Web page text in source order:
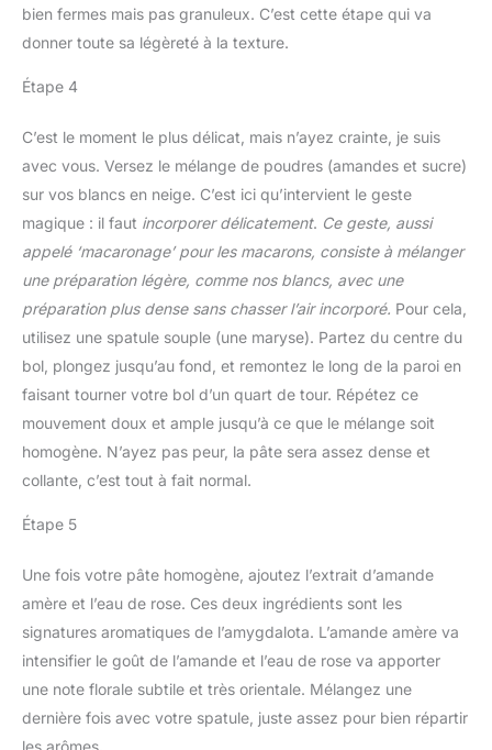
bien fermes mais pas granuleux. C’est cette étape qui va
donner toute sa légèreté à la texture.
Étape 4
C’est le moment le plus délicat, mais n’ayez crainte, je suis
avec vous. Versez le mélange de poudres (amandes et sucre)
sur vos blancs en neige. C’est ici qu’intervient le geste
magique : il faut incorporer délicatement. Ce geste, aussi
appelé ‘macaronage’ pour les macarons, consiste à mélanger
une préparation légère, comme nos blancs, avec une
préparation plus dense sans chasser l’air incorporé. Pour cela,
utilisez une spatule souple (une maryse). Partez du centre du
bol, plongez jusqu’au fond, et remontez le long de la paroi en
faisant tourner votre bol d’un quart de tour. Répétez ce
mouvement doux et ample jusqu’à ce que le mélange soit
homogène. N’ayez pas peur, la pâte sera assez dense et
collante, c’est tout à fait normal.
Étape 5
Une fois votre pâte homogène, ajoutez l’extrait d’amande
amère et l’eau de rose. Ces deux ingrédients sont les
signatures aromatiques de l’amygdalota. L’amande amère va
intensifier le goût de l’amande et l’eau de rose va apporter
une note florale subtile et très orientale. Mélangez une
dernière fois avec votre spatule, juste assez pour bien répartir
les arômes.